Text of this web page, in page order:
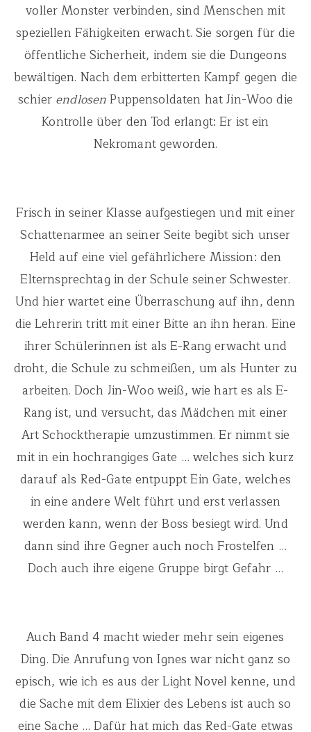
voller Monster verbinden, sind Menschen mit
speziellen Fähigkeiten erwacht. Sie sorgen für die
öffentliche Sicherheit, indem sie die Dungeons
bewältigen. Nach dem erbitterten Kampf gegen die
schier endlosenPuppensoldaten hat Jin-Woo die
Kontrolle über den Tod erlangt: Er ist ein
Nekromant geworden.
Frisch in seiner Klasse aufgestiegen und mit einer
Schattenarmee an seiner Seite begibt sich unser
Held auf eine viel gefährlichere Mission: den
Elternsprechtag in der Schule seiner Schwester.
Und hier wartet eine Überraschung auf ihn, denn
die Lehrerin tritt mit einer Bitte an ihn heran. Eine
ihrer Schülerinnen ist als E-Rang erwacht und
droht, die Schule zu schmeißen, um als Hunter zu
arbeiten. Doch Jin-Woo weiß, wie hart es als E-
Rang ist, und versucht, das Mädchen mit einer
Art Schocktherapie umzustimmen. Er nimmt sie
mit in ein hochrangiges Gate … welches sich kurz
darauf als Red-Gate entpuppt Ein Gate, welches
in eine andere Welt führt und erst verlassen
werden kann, wenn der Boss besiegt wird. Und
dann sind ihre Gegner auch noch Frostelfen …
Doch auch ihre eigene Gruppe birgt Gefahr …
Auch Band 4 macht wieder mehr sein eigenes
Ding. Die Anrufung von Ignes war nicht ganz so
episch, wie ich es aus der Light Novel kenne, und
die Sache mit dem Elixier des Lebens ist auch so
eine Sache … Dafür hat mich das Red-Gate etwas